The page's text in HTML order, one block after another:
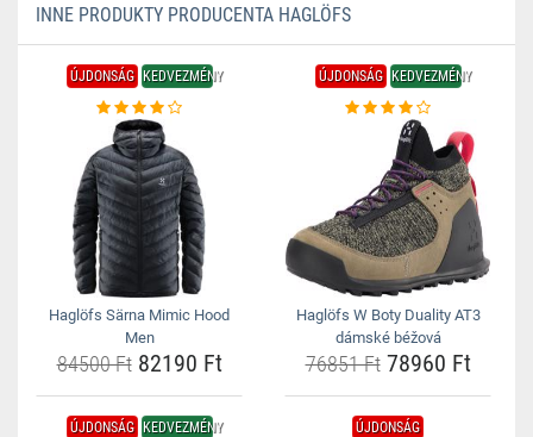
INNE PRODUKTY PRODUCENTA HAGLÖFS
ÚJDONSÁG KEDVEZMÉNY
Haglöfs Särna Mimic Hood
Men
84500 Ft82190 Ft
ÚJDONSÁG KEDVEZMÉNY
Haglöfs W Boty Duality AT3
dámské béžová
76851 Ft78960 Ft
ÚJDONSÁG KEDVEZMÉNY ÚJDONSÁG